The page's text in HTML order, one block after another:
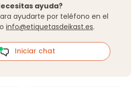
ayuda?
ayudarte por teléfono en el
o info@etiquetasdeikast.es.
Iniciar chat